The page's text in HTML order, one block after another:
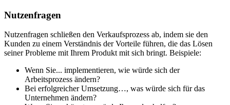
Nutzenfragen
Nutzenfragen schließen den Verkaufsprozess ab, indem sie den
Kunden zu einem Verständnis der Vorteile führen, die das Lösen
seiner Probleme mit Ihrem Produkt mit sich bringt. Beispiele:
Wenn Sie... implementieren, wie würde sich der
Arbeitsprozess ändern?
Bei erfolgreicher Umsetzung…, was würde sich für das
Unternehmen ändern?